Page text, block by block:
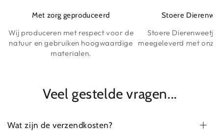
Met zorg geproduceerd
Wij produceren met respect voor de
natuur en gebruiken hoogwaardige
materialen.
Stoere
Stoere
meegeleverd met
Veel gestelde vragen...
Wat zijn de verzendkosten?